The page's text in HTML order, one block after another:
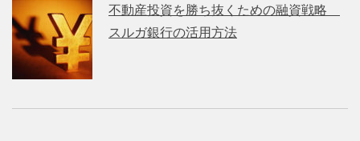
不動産投資を勝ち抜くための融資戦略
スルガ銀行の活用方法